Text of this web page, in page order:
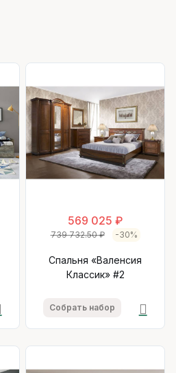
569 025 ₽
739 732.50 ₽ -30%
Спальня «Валенсия
Классик» #2
Собрать набор